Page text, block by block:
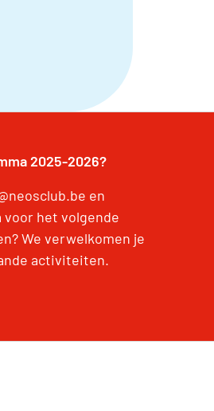
2025-2026?
en
het volgende
We verwelkomen je
activiteiten.